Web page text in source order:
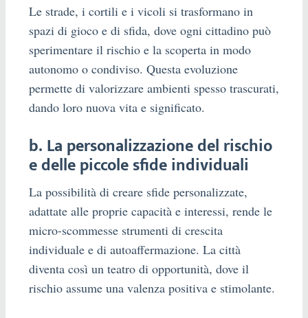
Le strade, i cortili e i vicoli si trasformano in
spazi di gioco e di sfida, dove ogni cittadino può
sperimentare il rischio e la scoperta in modo
autonomo o condiviso. Questa evoluzione
permette di valorizzare ambienti spesso trascurati,
dando loro nuova vita e significato.
b. La personalizzazione del rischio
e delle piccole sfide individuali
La possibilità di creare sfide personalizzate,
adattate alle proprie capacità e interessi, rende le
micro-scommesse strumenti di crescita
individuale e di autoaffermazione. La città
diventa così un teatro di opportunità, dove il
rischio assume una valenza positiva e stimolante.